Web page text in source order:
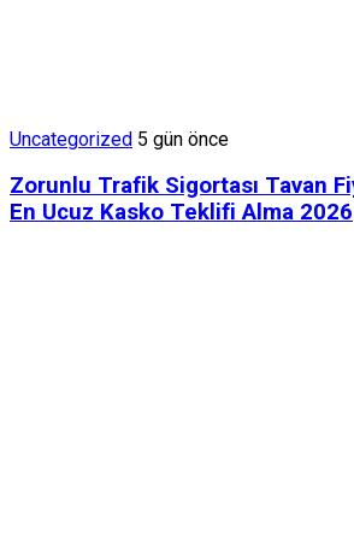
Uncategorized 5 gün önce
Zorunlu Trafik Sigortası Tavan
En Ucuz Kasko Teklifi Alma 2026